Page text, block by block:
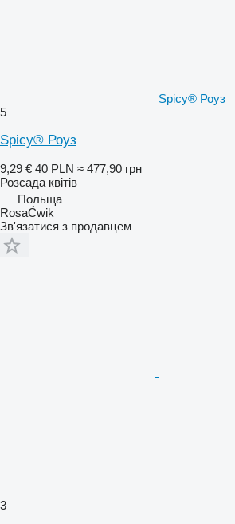
Spicy® Роуз
5
Spicy® Роуз
9,29 € 40 PLN ≈ 477,90 грн
Розсада квітів
Польща
RosaĆwik
Зв'язатися з продавцем
3